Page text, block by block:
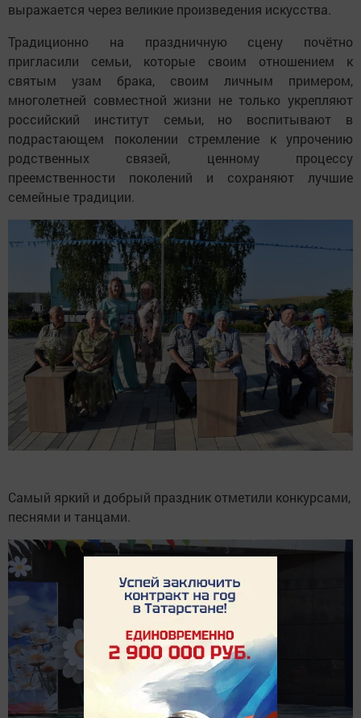
выражается через великие произведения искусства.
Традиционно на праздничную сцену почётно
пригласили семьи, которые своим отношением к
святым узам брака, своим личным примером,
многолетней совместной жизни не только укрепляют
российский институт семьи, но воспитывают в
подрастающем поколении стремление к упрочению
родственных связей, ценному процессу
преемственности поколений и сохраняют лучшие
семейные традиции.
Самый яркий и добрый праздник отметили конкурсами,
песнями и танцами.